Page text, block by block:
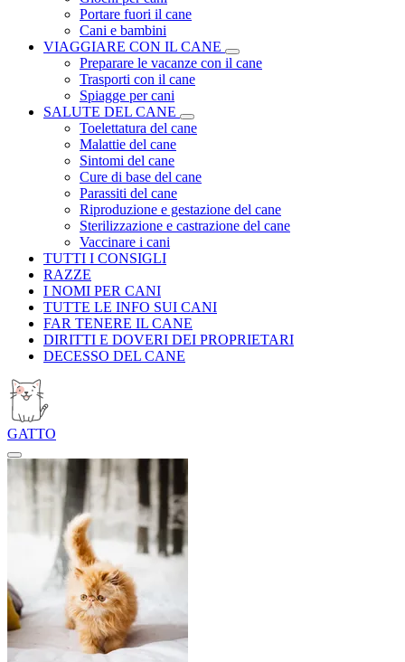
Portare fuori il cane
Cani e bambini
VIAGGIARE CON IL CANE
Preparare le vacanze con il cane
Trasporti con il cane
Spiagge per cani
SALUTE DEL CANE
Toelettatura del cane
Malattie del cane
Sintomi del cane
Cure di base del cane
Parassiti del cane
Riproduzione e gestazione del cane
Sterilizzazione e castrazione del cane
Vaccinare i cani
TUTTI I CONSIGLI
RAZZE
I NOMI PER CANI
TUTTE LE INFO SUI CANI
FAR TENERE IL CANE
DIRITTI E DOVERI DEI PROPRIETARI
DECESSO DEL CANE
GATTO